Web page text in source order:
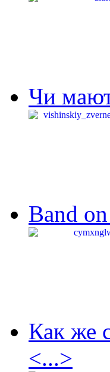
Чи
Band
Как же
<...>